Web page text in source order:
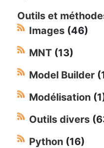
Outils et
Images (46)
MNT (13)
Model Builder
Modélisation
Outils divers
Python (16)